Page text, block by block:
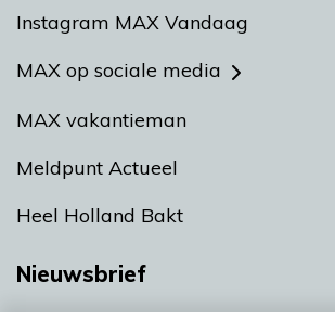
Instagram MAX Vandaag
MAX op sociale media
MAX vakantieman
Meldpunt Actueel
Heel Holland Bakt
Nieuwsbrief